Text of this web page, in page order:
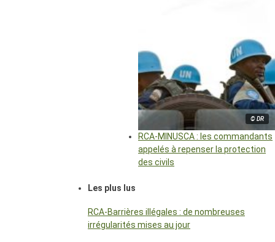
© DR
RCA-MINUSCA : les commandants
appelés à repenser la protection
des civils
Les plus lus
RCA-Barrières illégales : de nombreuses
irrégularités mises au jour